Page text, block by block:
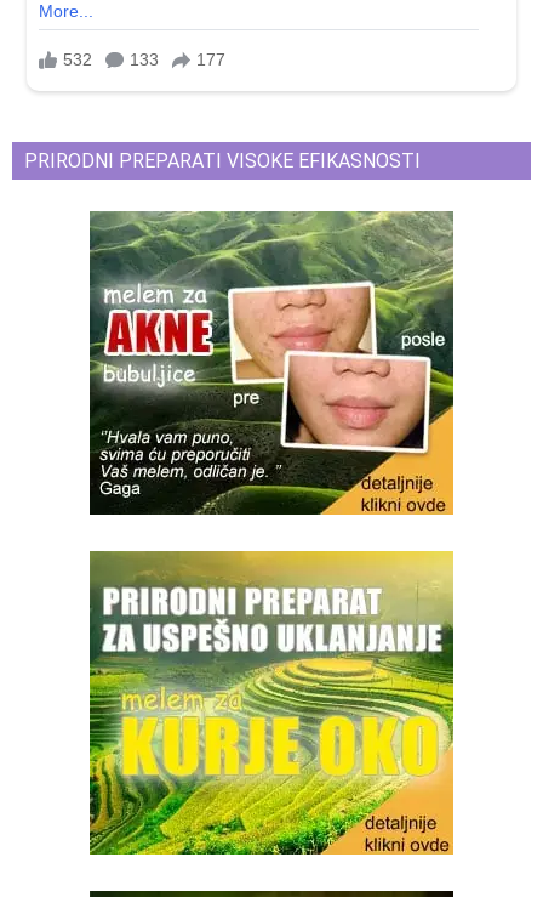
PRIRODNI PREPARATI VISOKE EFIKASNOSTI